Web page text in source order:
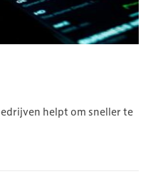
helpt om sneller te